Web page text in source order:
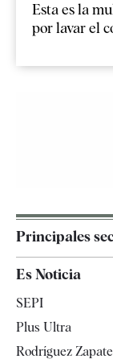
Esta es la
por lavar el
Principales
Es Noticia
SEPI
Plus Ultra
Rodríguez